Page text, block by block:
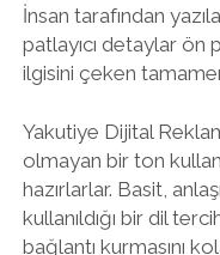
İnsan tarafından
patlayıcı detaylar ön
ilgisini çeken tamamen
Yakutiye Dijital
olmayan bir ton
hazırlarlar. Basit,
kullanıldığı bir dil
bağlantı kurmasını